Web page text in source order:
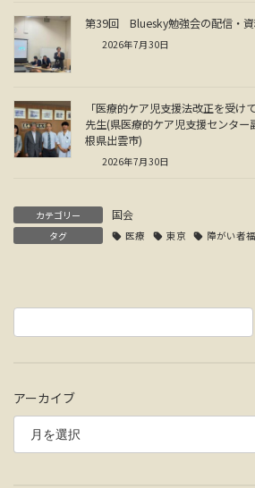
第39回 Bluesky勉強会の配信・
2026年7月30日
「医療的ケア児支援法改正を受け
先生(県医療的ケア児支援センタ
根県出雲市)
2026年7月30日
カテゴリー 国会
タグ 医療 東京 障がい者
アーカイブ